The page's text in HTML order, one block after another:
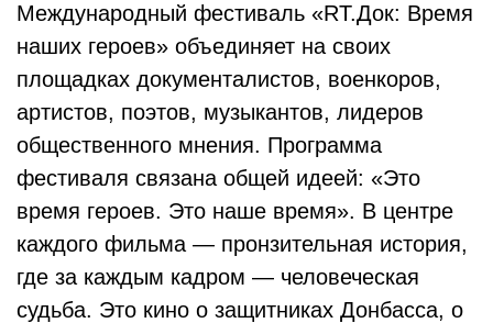
Международный фестиваль «RT.Док: Время
наших героев» объединяет на своих
площадках документалистов, военкоров,
артистов, поэтов, музыкантов, лидеров
общественного мнения. Программа
фестиваля связана общей идеей: «Это
время героев. Это наше время». В центре
каждого фильма — пронзительная история,
где за каждым кадром — человеческая
судьба. Это кино о защитниках Донбасса, о